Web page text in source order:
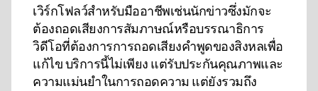
เวิร์กโฟลว์สําหรับมืออาชีพเช่นนักข่าวซึ่งมักจะ
ต้องถอดเสียงการสัมภาษณ์หรือบรรณาธิการ
วิดีโอที่ต้องการการถอดเสียงคําพูดของสิงหลเพื่อ
แก้ไข บริการนี้ไม่เพียง แต่รับประกันคุณภาพและ
ความแม่นยําในการถอดความ แต่ยังรวมถึง